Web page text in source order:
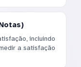
incluindo
a satisfação